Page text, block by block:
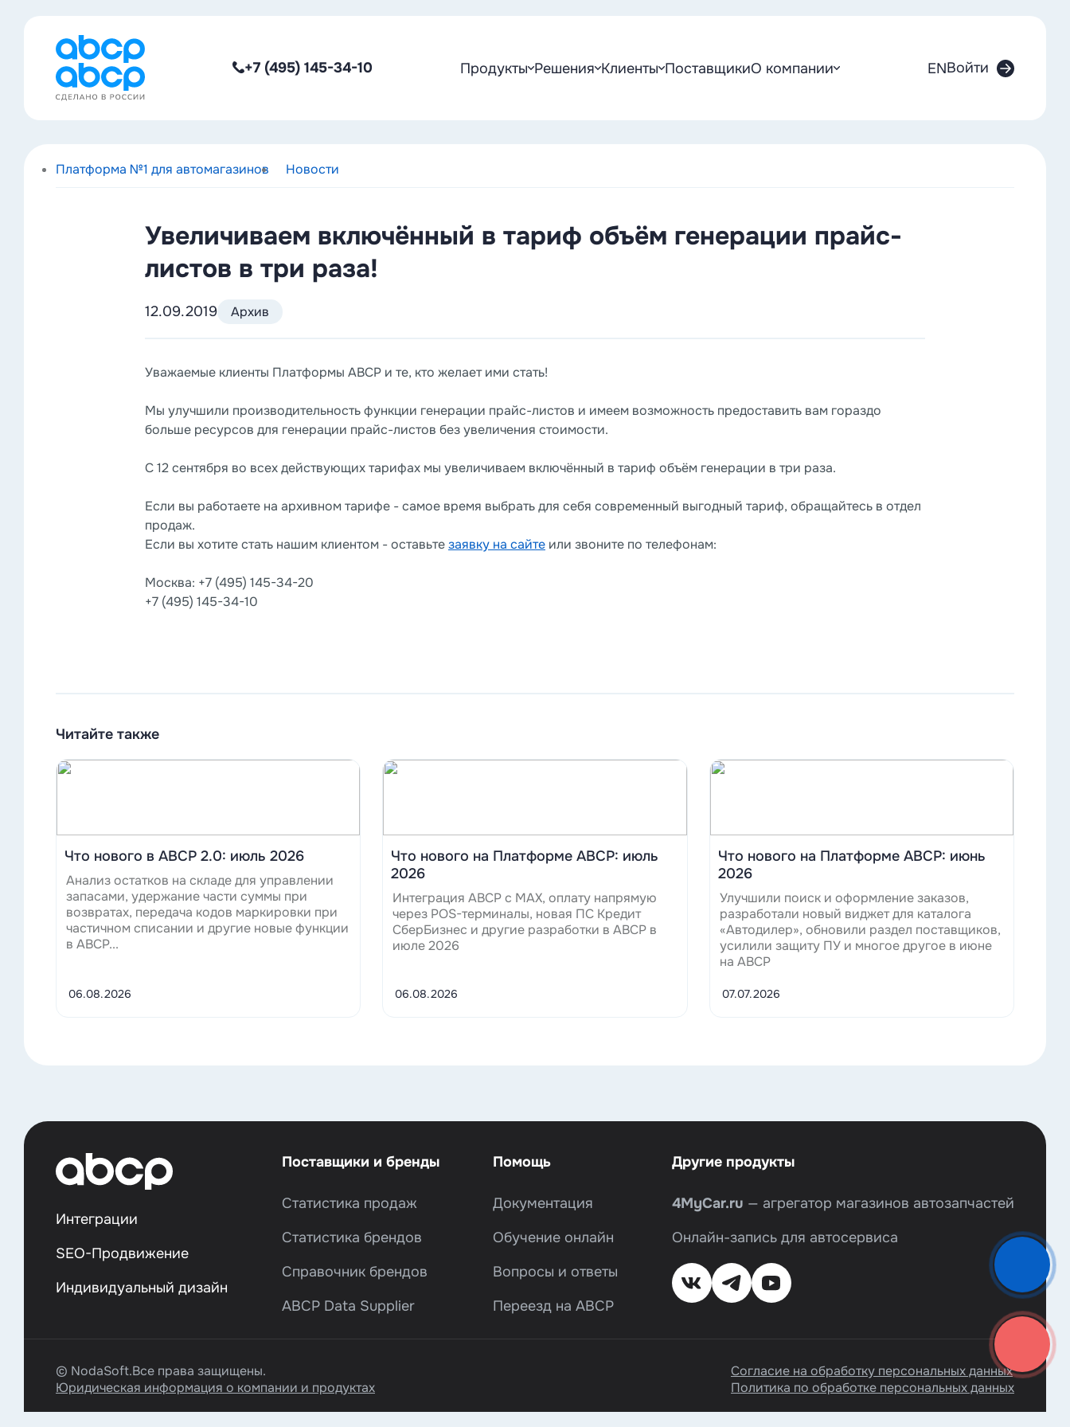
+7 (495) 145-34-10 Продукты Решения Клиенты ПоставщикиО компании ENВойти
Платформа №1 для автомагазинов Новости
Увеличиваем включённый в тариф объём генерации прайс-
листов в три раза!
12.09.2019 Архив
Уважаемые клиенты Платформы ABCP и те, кто желает ими стать!
Мы улучшили производительность функции генерации прайс-листов и имеем возможность предоставить вам гораздо
больше ресурсов для генерации прайс-листов без увеличения стоимости.
С 12 сентября во всех действующих тарифах мы увеличиваем включённый в тариф объём генерации в три раза.
Если вы работаете на архивном тарифе - самое время выбрать для себя современный выгодный тариф, обращайтесь в отдел
продаж.
Если вы хотите стать нашим клиентом - оставьтезаявку на сайте или звоните по телефонам:
Москва: +7 (495) 145-34-20
+7 (495) 145-34-10
Читайте также
Что нового в ABCP 2.0: июль 2026
Анализ остатков на складе для управлении
запасами, удержание части суммы при
возвратах, передача кодов маркировки при
частичном списании и другие новые функции
в ABCP...
06.08.2026
Что нового на Платформе ABCP: июль
2026
Интеграция ABCP с MAX, оплату напрямую
через POS-терминалы, новая ПС Кредит
СберБизнес и другие разработки в ABCP в
июле 2026
06.08.2026
Что нового на Платформе ABCP: июнь
2026
Улучшили поиск и оформление заказов,
разработали новый виджет для каталога
«Автодилер», обновили раздел поставщиков,
усилили защиту ПУ и многое другое в июне
на ABCP
07.07.2026
Интеграции
SЕО-Продвижение
Индивидуальный дизайн
Поставщики и бренды
Статистика продаж
Статистика брендов
Справочник брендов
ABCP Data Supplier
Помощь
Документация
Обучение онлайн
Вопросы и ответы
Переезд на ABCP
Другие продукты
4MyCar.ru — агрегатор магазинов автозапчастей
Онлайн-запись для автосервиса
© NodaSoft.Все права защищены.
Юридическая информация о компании и продуктах
Согласие на обработку персональных данных
Политика по обработке персональных данных